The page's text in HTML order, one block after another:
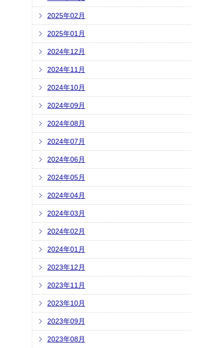
2025年02月
2025年01月
2024年12月
2024年11月
2024年10月
2024年09月
2024年08月
2024年07月
2024年06月
2024年05月
2024年04月
2024年03月
2024年02月
2024年01月
2023年12月
2023年11月
2023年10月
2023年09月
2023年08月